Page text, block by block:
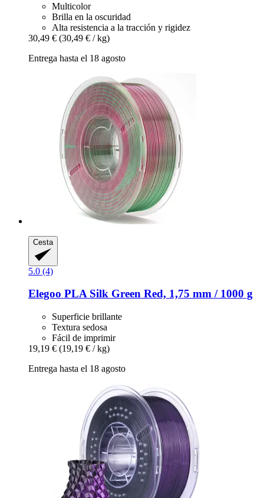
Multicolor
Brilla en la oscuridad
Alta resistencia a la tracción y rigidez
30,49 € (30,49 € / kg)
Entrega hasta el 18 agosto
Cesta
5.0 (4)
Elegoo PLA Silk Green Red, 1,75 mm / 1000 g
Superficie brillante
Textura sedosa
Fácil de imprimir
19,19 € (19,19 € / kg)
Entrega hasta el 18 agosto